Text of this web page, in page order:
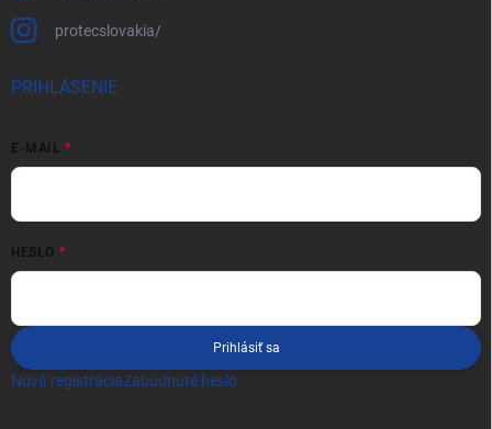
protecslovakia/
PRIHLÁSENIE
E-MAIL
HESLO
Prihlásiť sa
Nová registráciaZabudnuté heslo